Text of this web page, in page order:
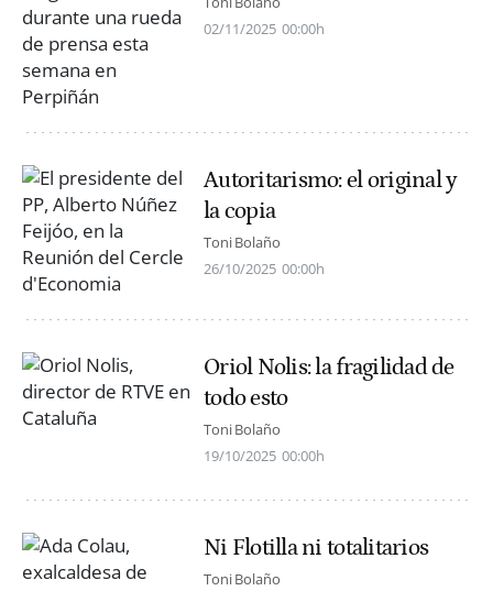
02/11/2025 00:00h
Autoritarismo: el original y
la copia
Toni Bolaño
26/10/2025 00:00h
Oriol Nolis: la fragilidad de
todo esto
Toni Bolaño
19/10/2025 00:00h
Ni Flotilla ni totalitarios
Toni Bolaño